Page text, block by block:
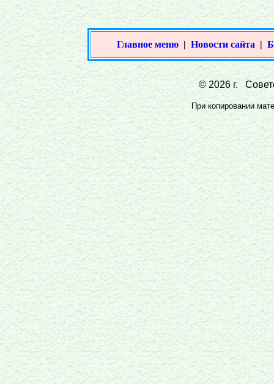
Главное меню | Новости сайта |
© 2026 г.
При копировании